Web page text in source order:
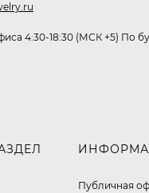
4:30-18:30 (МСК +5) По
Публичная